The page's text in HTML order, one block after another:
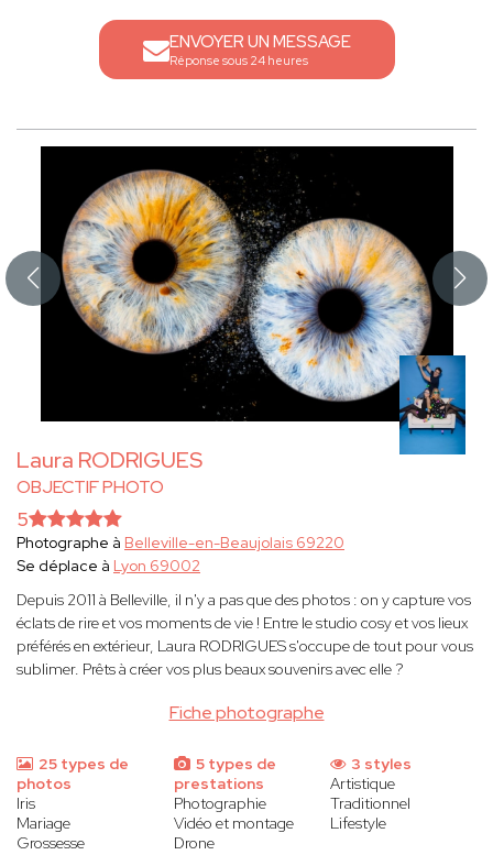
ENVOYER UN MESSAGE
Réponse sous 24 heures
Laura RODRIGUES
OBJECTIF PHOTO
Fiche photographe
5
Photographe à Belleville-en-Beaujolais 69220
Se déplace à Lyon 69002
Depuis 2011 à Belleville, il n'y a pas que des photos : on y capture vos
éclats de rire et vos moments de vie ! Entre le studio cosy et vos lieux
préférés en extérieur, Laura RODRIGUES s'occupe de tout pour vous
sublimer. Prêts à créer vos plus beaux souvenirs avec elle ?
25 types de
photos
Iris
Mariage
Grossesse
5 types de
prestations
Photographie
Vidéo et montage
Drone
3 styles
Artistique
Traditionnel
Lifestyle